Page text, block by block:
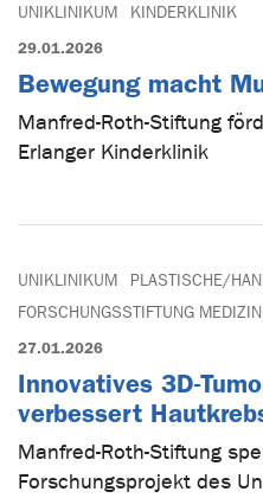
UNIKLINIKUM KINDERKLINIK
29.01.2026
Bewegung macht
Manfred-Roth-Stiftung
Erlanger Kinderklinik
UNIKLINIKUM
PLASTISCHE/
FORSCHUNGSSTIFTUNG MEDIZIN
27.01.2026
Innovatives 3D-
verbessert
Manfred-Roth-Stiftung
Forschungsprojekt des